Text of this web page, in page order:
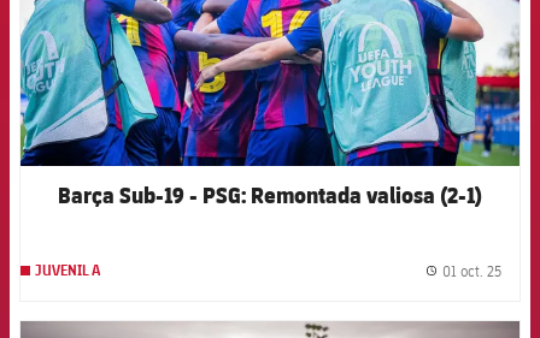
Barça Sub-19 - PSG: Remontada valiosa (2-1)
JUVENIL A 01 oct. 25
FCB Barcelona badge